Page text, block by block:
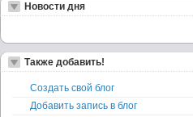
Новости дня
Также добавить!
Создать свой блог
Добавить запись в блог